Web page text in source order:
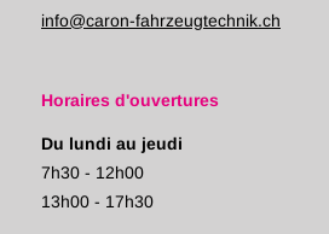
info@caron-fahrzeugtechnik.ch
Horaires d'ouvertures
Du lundi au jeudi
7h30 - 12h00
13h00 - 17h30